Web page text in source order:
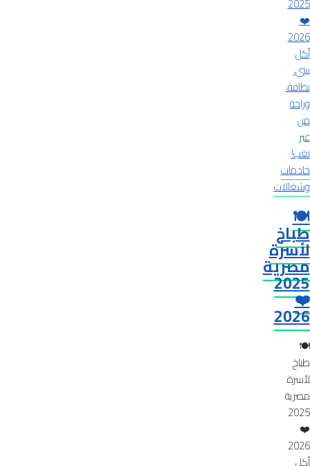
خادمات
وشغالات
🍽️
طباخ
لأسرة
مصرية
2025
❤️
2026
🍽️
طباخ
لأسرة
مصرية
2025
❤️
2026
أكل